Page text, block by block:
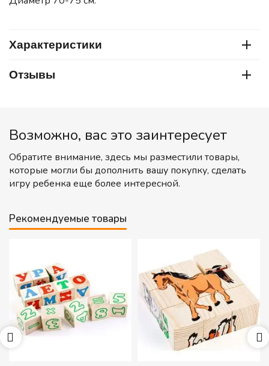
Характеристики
Отзывы
Возможно, вас это заинтересует
Обратите внимание, здесь мы разместили товары,
которые могли бы дополнить вашу покупку, сделать
игру ребенка еще более интересной.
Рекомендуемые товары